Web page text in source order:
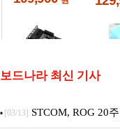
보드나라 최신 기사
[03/13] STCOM, ROG 20